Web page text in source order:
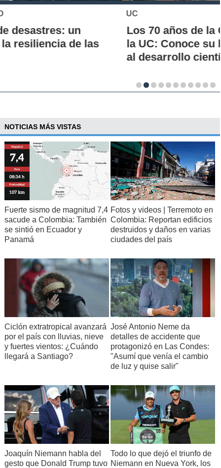
Los 70 años de la Carrera de Química de
la UC: Conoce su historia, hitos y aporte
al desarrollo científico del país
NOTICIAS MÁS VISTAS
Fuerte sismo de magnitud 7,4
sacude a Colombia: También
se sintió en Ecuador y
Panamá
Fotos y videos | Terremoto en
Colombia: Reportan edificios
destruidos y daños en varias
ciudades del país
Ciclón extratropical avanzará
por el país con lluvias, nieve
y fuertes vientos: ¿Cuándo
llegará a Santiago?
José Antonio Neme da
detalles de accidente que
protagonizó en Las Condes:
"Asumí que venía el cambio
de luz y quise salir"
Joaquín Niemann habla del
gesto que Donald Trump tuvo
Todo lo que dejó el triunfo de
Niemann en Nueva York, los